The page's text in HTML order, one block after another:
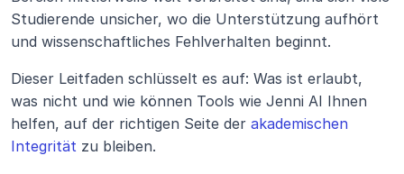
Studierende unsicher, wo die Unterstützung aufhört
und wissenschaftliches Fehlverhalten beginnt.
Dieser Leitfaden schlüsselt es auf: Was ist erlaubt,
was nicht und wie können Tools wie Jenni AI Ihnen
helfen, auf der richtigen Seite der akademischen
Integrität zu bleiben.